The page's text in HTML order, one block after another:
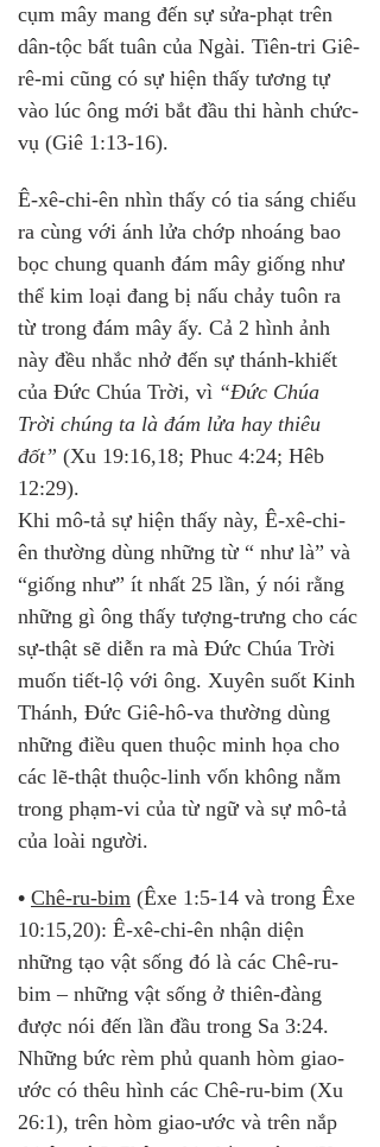
cụm mây mang đến sự sửa-phạt trên
dân-tộc bất tuân của Ngài. Tiên-tri Giê-
rê-mi cũng có sự hiện thấy tương tự
vào lúc ông mới bắt đầu thi hành chức-
vụ (Giê 1:13-16).
Ê-xê-chi-ên nhìn thấy có tia sáng chiếu
ra cùng với ánh lửa chớp nhoáng bao
bọc chung quanh đám mây giống như
thể kim loại đang bị nấu chảy tuôn ra
từ trong đám mây ấy. Cả 2 hình ảnh
này đều nhắc nhở đến sự thánh-khiết
của Đức Chúa Trời, vì “Đức Chúa
Trời chúng ta là đám lửa hay thiêu
đốt” (Xu 19:16,18; Phuc 4:24; Hêb
12:29).
Khi mô-tả sự hiện thấy này, Ê-xê-chi-
ên thường dùng những từ “ như là” và
“giống như” ít nhất 25 lần, ý nói rằng
những gì ông thấy tượng-trưng cho các
sự-thật sẽ diễn ra mà Đức Chúa Trời
muốn tiết-lộ với ông. Xuyên suốt Kinh
Thánh, Đức Giê-hô-va thường dùng
những điều quen thuộc minh họa cho
các lẽ-thật thuộc-linh vốn không nằm
trong phạm-vi của từ ngữ và sự mô-tả
của loài người.
• Chê-ru-bim (Êxe 1:5-14 và trong Êxe
10:15,20): Ê-xê-chi-ên nhận diện
những tạo vật sống đó là các Chê-ru-
bim – những vật sống ở thiên-đàng
được nói đến lần đầu trong Sa 3:24.
Những bức rèm phủ quanh hòm giao-
ước có thêu hình các Chê-ru-bim (Xu
26:1), trên hòm giao-ước và trên nắp